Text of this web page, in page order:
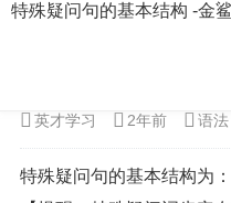
特殊疑问句的基本结构 -金
英才学习 2年前 语法
特殊疑问句的基本结构为：